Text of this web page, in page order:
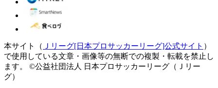
本サイト（ Ｊリーグ[日本プロサッカーリーグ]公式サイト ）
で使用している文章・画像等の無断での複製・転載を禁止し
ます。
©公益社団法人 日本プロサッカーリーグ（Ｊリー
グ）